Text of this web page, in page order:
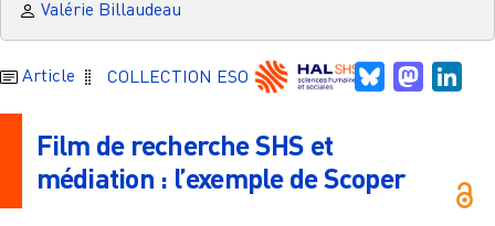
Valérie Billaudeau
Article COLLECTION ESO Bluesky
Film de recherche SHS et
médiation : l’exemple de Scoper